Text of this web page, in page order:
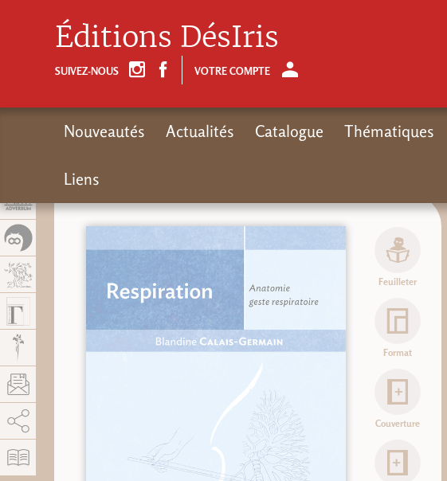
Feuilleter
Format
Couverture
Éditions DésIris
SUIVEZ-NOUS VOTRE COMPTE
Nouveautés Actualités Catalogue Thématiques
Liens